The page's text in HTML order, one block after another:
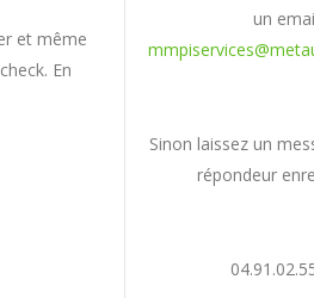
et même
En
un
Sinon laissez un
répondeur